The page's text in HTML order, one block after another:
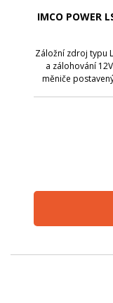
IMCO POWER
Záložní zdroj typu
a zálohování
měniče